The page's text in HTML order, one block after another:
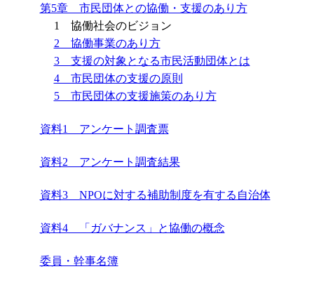
第5章 市民団体との協働・支援のあり方
1 協働社会のビジョン
2 協働事業のあり方
3 支援の対象となる市民活動団体とは
4 市民団体の支援の原則
5 市民団体の支援施策のあり方
資料1 アンケート調査票
資料2 アンケート調査結果
資料3 NPOに対する補助制度を有する自治体
資料4 「ガバナンス」と協働の概念
委員・幹事名簿